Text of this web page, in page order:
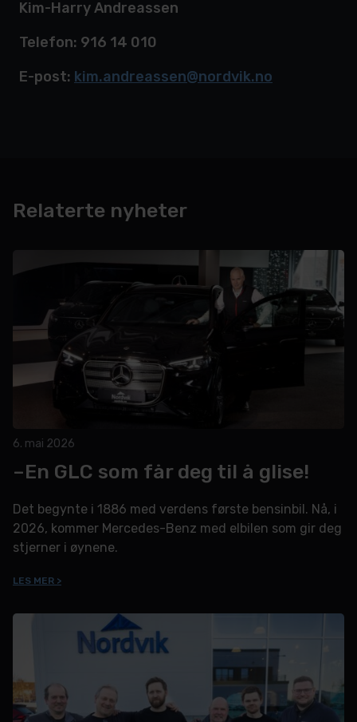
Kim-Harry Andreassen
Telefon: 916 14 010
E-post: kim.andreassen@nordvik.no
Relaterte nyheter
6. mai 2026
–En GLC som får deg til å glise!
Det begynte i 1886 med verdens første bensinbil. Nå, i
2026, kommer Mercedes-Benz med elbilen som gir deg
stjerner i øynene.
LES MER >